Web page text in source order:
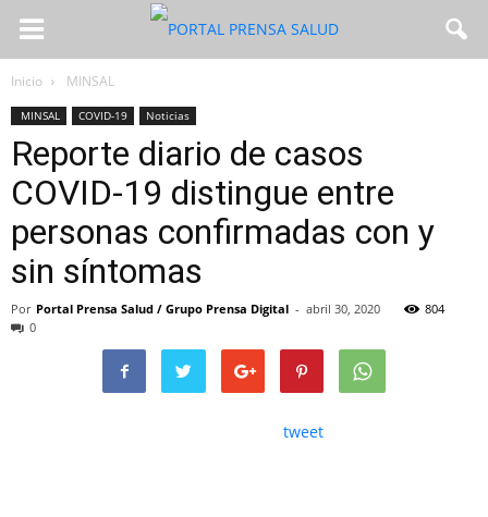
Inicio MINSAL
MINSAL COVID-19 Noticias
Reporte diario de casos
COVID-19 distingue entre
personas confirmadas con y
sin síntomas
Por Portal Prensa Salud / Grupo Prensa Digital - abril 30, 2020
804
0
tweet